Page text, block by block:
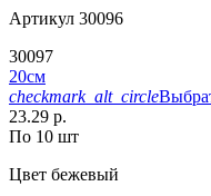
Артикул 30096
30097
20см
checkmark_alt_circle
23.29 р.
По 10 шт
Цвет бежевый